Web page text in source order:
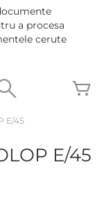
a procesa
cerute
E/45
E/45